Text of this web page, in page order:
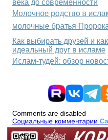
века до современности
Молочное родство в
Как выбирать друзей и
идеальный друг в исламе
Ислам-тудей: обзор
Comments are disabled
Социальные комментарии